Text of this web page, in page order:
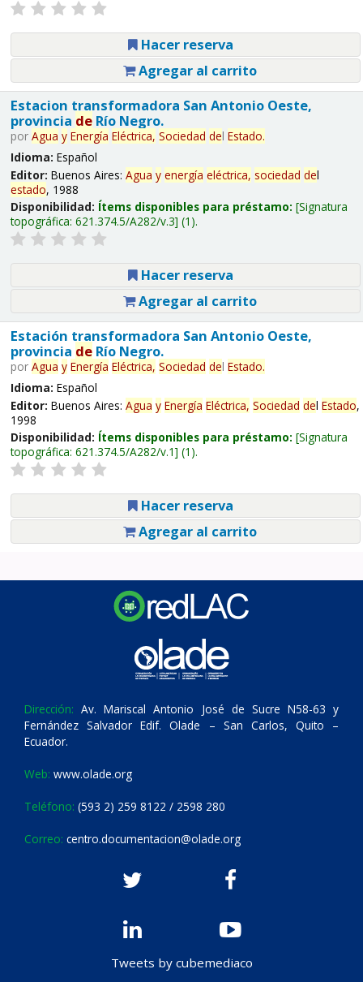
Hacer reserva
Agregar al carrito
Estacion transformadora San Antonio Oeste,
provincia deRío Negro.
por Agua y Energía Eléctrica, Sociedad del Estado.
Idioma: Español
Editor: Buenos Aires: Agua y energía eléctrica, sociedad del
estado, 1988
Disponibilidad: Ítems disponibles para préstamo: Signatura
topográfica: 621.374.5/A282/v.3 (1).
Hacer reserva
Agregar al carrito
Estación transformadora San Antonio Oeste,
provincia deRío Negro.
por Agua y Energía Eléctrica, Sociedad del Estado.
Idioma: Español
Editor: Buenos Aires: Agua y Energía Eléctrica, Sociedad del Estado,
1998
Disponibilidad: Ítems disponibles para préstamo: Signatura
topográfica: 621.374.5/A282/v.1 (1).
Hacer reserva
Agregar al carrito
Dirección: Av. Mariscal Antonio José de Sucre N58-63 y
Fernández Salvador Edif. Olade – San Carlos, Quito –
Ecuador.
Web: www.olade.org
Teléfono: (593 2) 259 8122 / 2598 280
Correo: centro.documentacion@olade.org
Tweets by cubemediaco